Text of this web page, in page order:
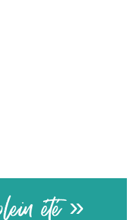
été »